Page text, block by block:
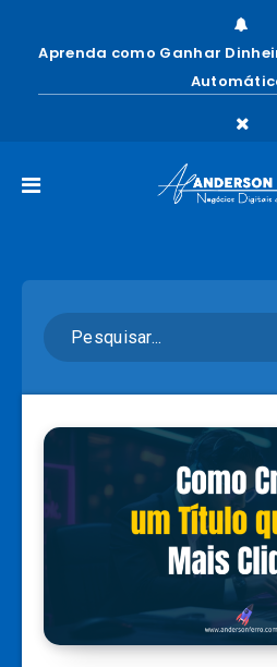
Aprenda como Ganhar